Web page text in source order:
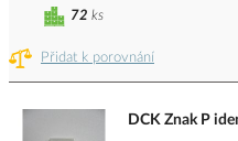
Přidat k porovnání
72 ks
DCK Znak P